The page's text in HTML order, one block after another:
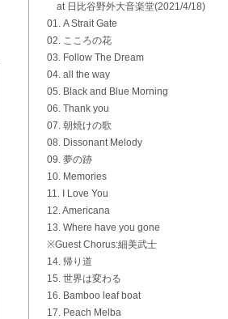
at 日比谷野外大音楽堂(2021/4/18)
01. A Strait Gate
02. こころの花
03. Follow The Dream
04. all the way
05. Black and Blue Morning
06. Thank you
07. 朝焼けの歌
08. Dissonant Melody
09. 夢の跡
10. Memories
11. I Love You
12. Americana
13. Where have you gone
※Guest Chorus:細美武士
14. 帰り道
15. 世界は変わる
16. Bamboo leaf boat
17. Peach Melba